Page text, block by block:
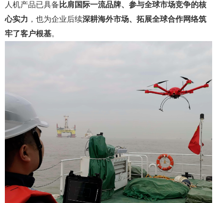
人机产品已具备 比肩国际一流品牌、参与全球市场竞争的核
心实力 ，也为企业后续深耕海外市场、拓展全球合作网络筑
牢了客户根基。